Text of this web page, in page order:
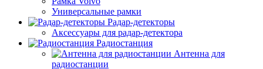
Универсальные рамки
Радар-детекторы
Аксессуары для радар-детектора
Радиостанция
Антенна для
радиостанции